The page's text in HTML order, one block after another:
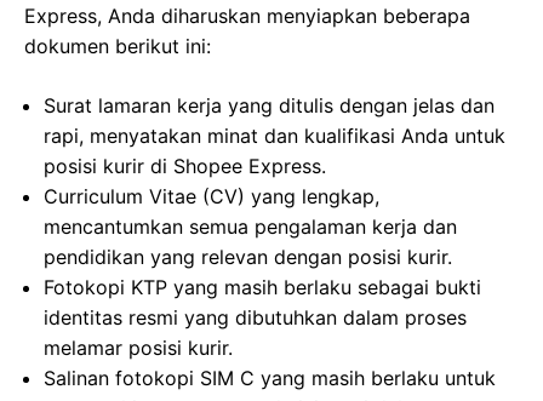
Express, Anda diharuskan menyiapkan beberapa
dokumen berikut ini:
Surat lamaran kerja yang ditulis dengan jelas dan
rapi, menyatakan minat dan kualifikasi Anda untuk
posisi kurir di Shopee Express.
Curriculum Vitae (CV) yang lengkap,
mencantumkan semua pengalaman kerja dan
pendidikan yang relevan dengan posisi kurir.
Fotokopi KTP yang masih berlaku sebagai bukti
identitas resmi yang dibutuhkan dalam proses
melamar posisi kurir.
Salinan fotokopi SIM C yang masih berlaku untuk